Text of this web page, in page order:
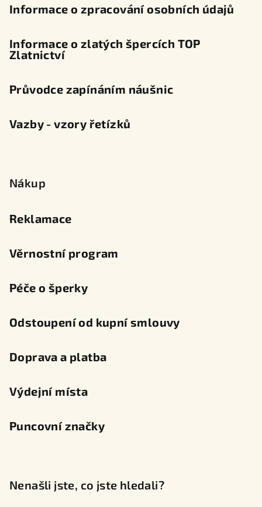
Informace o zpracování osobních údajů
Informace o zlatých špercích TOP
Zlatnictví
Průvodce zapínáním náušnic
Vazby - vzory řetízků
Nákup
Reklamace
Věrnostní program
Péče o šperky
Odstoupení od kupní smlouvy
Doprava a platba
Výdejní místa
Puncovní značky
Nenašli jste, co jste hledali?